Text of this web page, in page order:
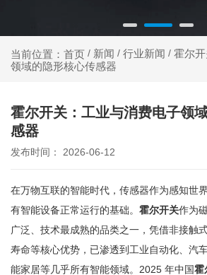
当前位置：首页 / 新闻 / 行业新闻 / 霍尔
领域的隐形核心传感器
霍尔开关：工业与消费电子领
感器
发布时间： 2026-06-12
在万物互联的智能时代，传感器作为感知世
有智能设备正常运行的基础。 霍尔开关作为
广泛、技术最成熟的品类之一，凭借非接触
寿命等核心优势，已渗透到工业自动化、汽
能家居等几乎所有智能领域。2025 年中国霍